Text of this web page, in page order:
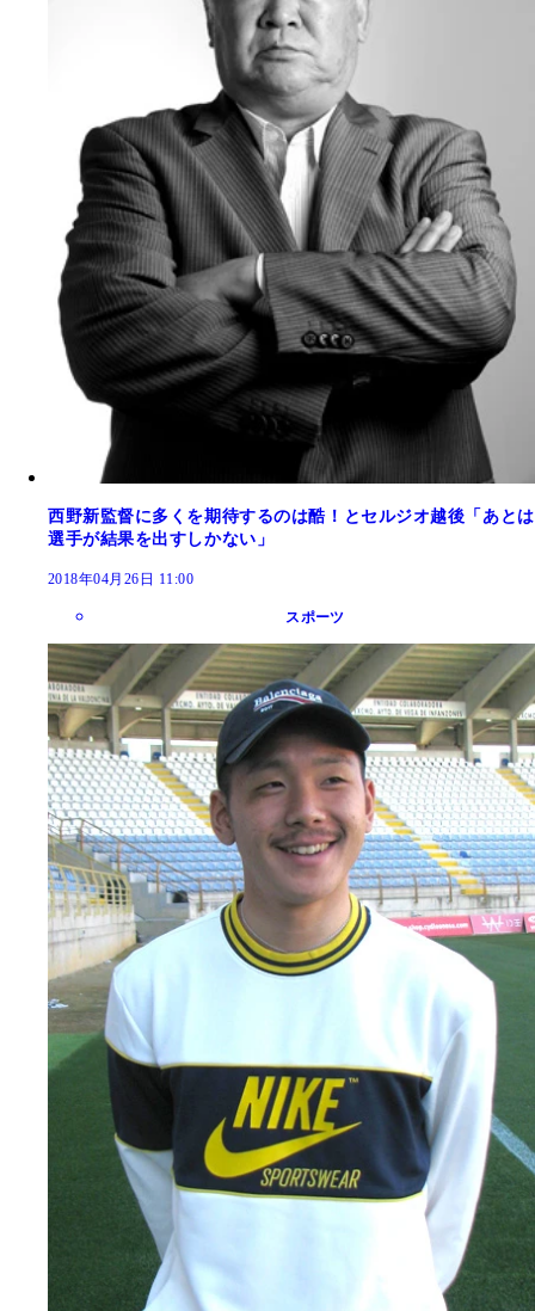
西野新監督に多くを期待するのは酷！とセルジオ越後「あとは
選手が結果を出すしかない」
2018年04月26日 11:00
スポーツ